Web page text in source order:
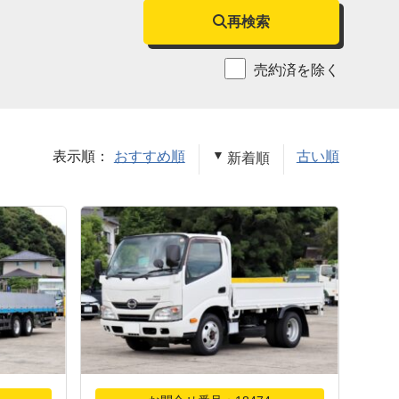
再検索
売約済を除く
表示順： おすすめ順 新着順 古い順